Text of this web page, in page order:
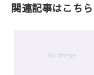
ゲ
関連記事はこちら